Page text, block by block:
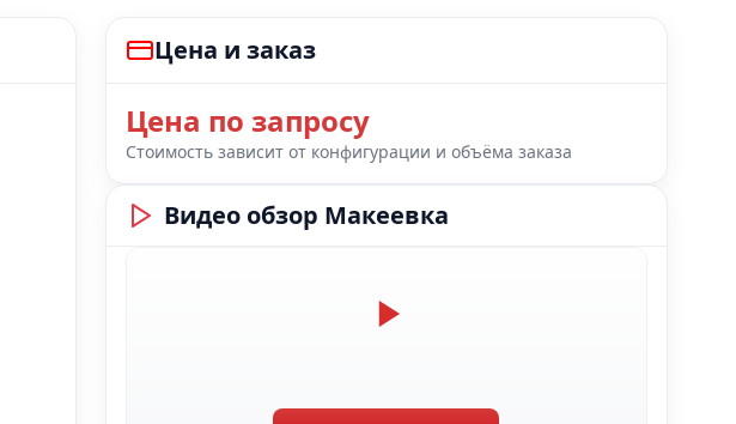
Цена и заказ
Цена по запросу
Стоимость зависит от конфигурации и объёма заказа
Видео обзор Макеевка